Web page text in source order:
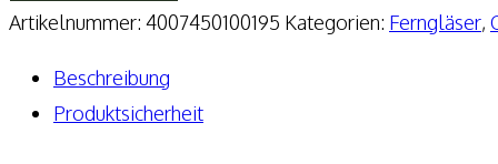
X-
10×44
Menge
Artikelnummer: 4007450100195 Kategorien: Ferngläser,
Beschreibung
Produktsicherheit